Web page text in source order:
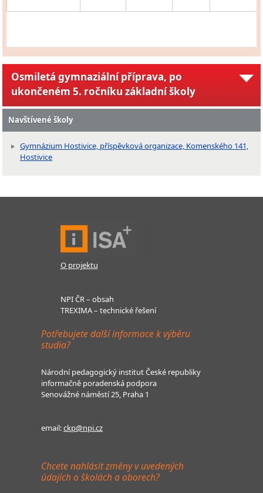
Osmiletá gymnaziální příprava, po
ukončeném 5. ročníku základní školy
Navštívené školy
Gymnázium Hostivice, příspěvková organizace, Komenského 141,
Hostivice
O projektu
NPI ČR – obsah
TREXIMA – technické řešení
Potřebujete další informace k výběru
studia?
Národní pedagogický institut České republiky
informačně poradenská podpora
Senovážné náměstí 25, Praha 1
email:ckp@npi.cz
Chcete nahlásit změny v uvedených
údajích o školách a oborech?